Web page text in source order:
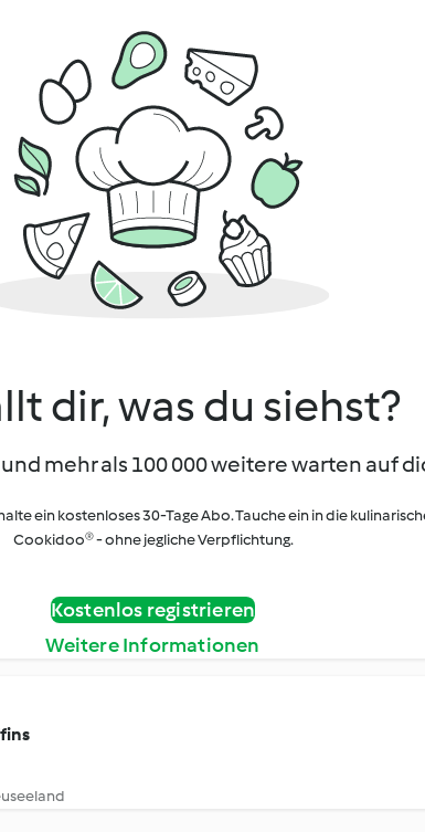
dir, was du siehst?
mehr als 100 000 weitere warten auf
ein kostenloses 30-Tage Abo. Tauche ein in die
Cookidoo® - ohne jegliche Verpflichtung.
Kostenlos registrieren
Weitere Informationen